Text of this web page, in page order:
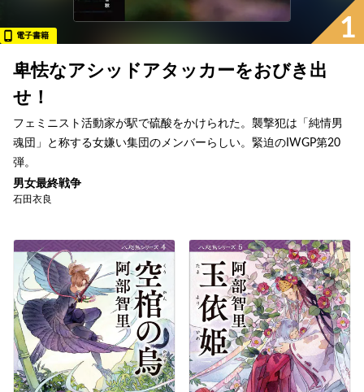
1
電子書籍
卑怯なアシッドアタッカーをおびき出
せ！
フェミニスト活動家が駅で硫酸をかけられた。襲撃犯は「純情男
魂団」と称する女嫌い集団のメンバーらしい。緊迫のIWGP第20
弾。
男女最終戦争
石田衣良